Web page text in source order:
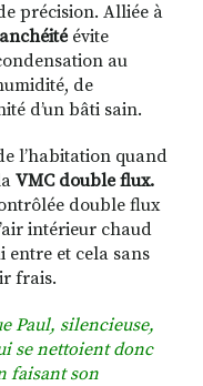
précision. Alliée à
évite
au
de
d’un bâti sain.
l’habitation quand
VMC double flux.
double flux
intérieur chaud
entre et cela sans
frais.
Paul, silencieuse,
se nettoient donc
faisant son